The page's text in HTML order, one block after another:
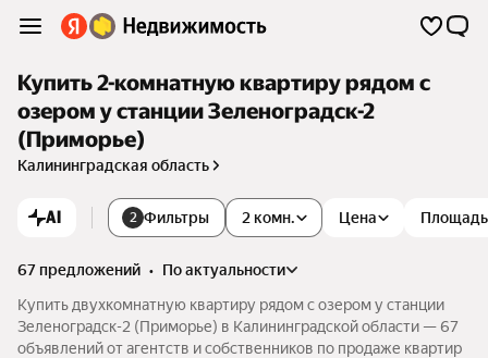
Купить 2-комнатную квартиру рядом с
озером у станции Зеленоградск-2
(Приморье)
Калининградская область
AI 2 Фильтры 2 комн. Цена Площадь
67 предложений •
по актуальности
Купить двухкомнатную квартиру рядом с озером у станции
Зеленоградск-2 (Приморье) в Калининградской области — 67
объявлений от агентств и собственников по продаже квартир